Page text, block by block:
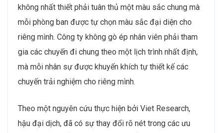
không nhất thiết phải tuân thủ một màu sắc chung mà
mỗi phòng ban được tự chọn màu sắc đại diện cho
riêng mình. Công ty không gò ép nhân viên phải tham
gia các chuyến đi chung theo một lịch trình nhất định,
mà mỗi nhân sự được khuyến khích tự thiết kế các
chuyến trải nghiệm cho riêng mình.
Theo một nguyên cứu thực hiện bởi Viet Research,
hậu đại dịch, đã có sự thay đổi rõ nét trong các ưu